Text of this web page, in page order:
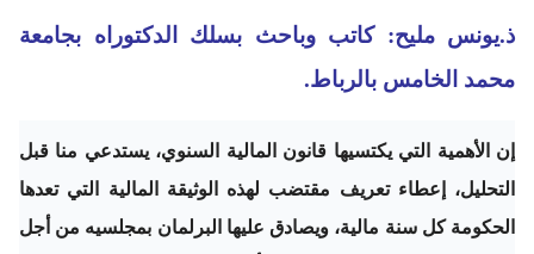
ذ.يونس مليح: كاتب وباحث بسلك الدكتوراه بجامعة
محمد الخامس بالرباط.
إن الأهمية التي يكتسيها قانون المالية السنوي، يستدعي منا قبل
التحليل، إعطاء تعريف مقتضب لهذه الوثيقة المالية التي تعدها
الحكومة كل سنة مالية، ويصادق عليها البرلمان بمجلسيه من أجل